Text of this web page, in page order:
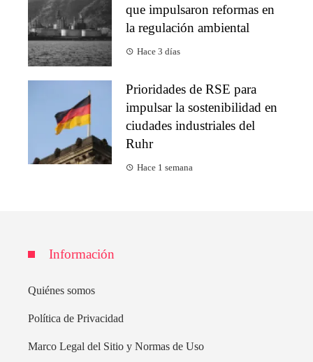
que impulsaron reformas en
la regulación ambiental
Hace 3 días
Prioridades de RSE para
impulsar la sostenibilidad en
ciudades industriales del
Ruhr
Hace 1 semana
Información
Quiénes somos
Política de Privacidad
Marco Legal del Sitio y Normas de Uso